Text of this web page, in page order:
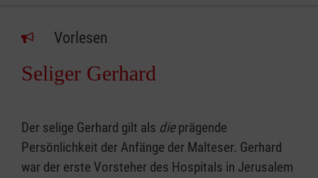
Vorlesen
Seliger Gerhard
Der selige Gerhard gilt als dieprägende
Persönlichkeit der Anfänge der Malteser. Gerhard
war der erste Vorsteher des Hospitals in Jerusalem